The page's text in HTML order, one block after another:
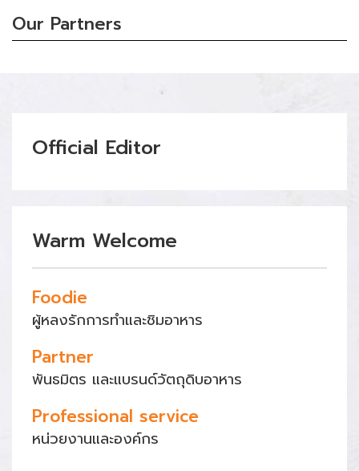
Our Partners
Official Editor
Warm Welcome
Foodie
ผู้หลงรักการทำและชิมอาหาร
Partner
พันธมิตร และแบรนด์วัตถุดิบอาหาร
Professional service
หน่วยงานและองค์กร